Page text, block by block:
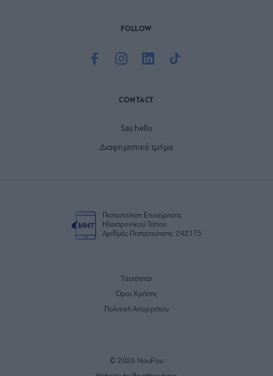
FOLLOW
CONTACT
Say hello
Διαφημιστικό τμήμα
Πιστοποίηση Επιχείρησης
Ηλεκτρονικού Τύπου
Αριθμός Πιστοποίησης: 242175
Ταυτότητα
Όροι Χρήσης
Πολιτική Απορρήτου
© 2026 NouPou